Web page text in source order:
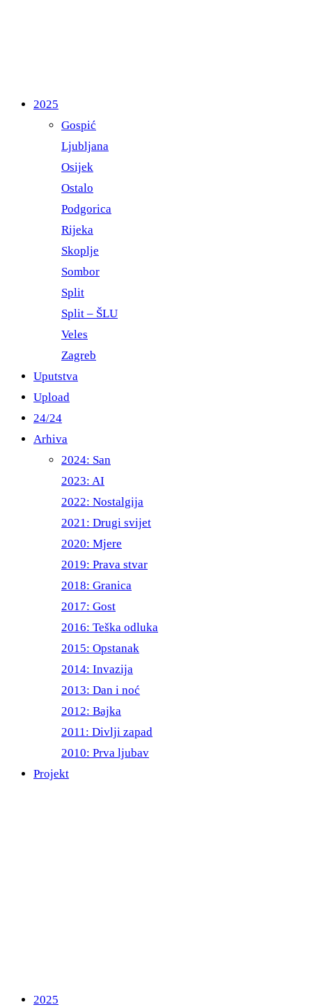
2025
Gospić
Ljubljana
Osijek
Ostalo
Podgorica
Rijeka
Skoplje
Sombor
Split
Split – ŠLU
Veles
Zagreb
Uputstva
Upload
24/24
Arhiva
2024: San
2023: AI
2022: Nostalgija
2021: Drugi svijet
2020: Mjere
2019: Prava stvar
2018: Granica
2017: Gost
2016: Teška odluka
2015: Opstanak
2014: Invazija
2013: Dan i noć
2012: Bajka
2011: Divlji zapad
2010: Prva ljubav
Projekt
2025